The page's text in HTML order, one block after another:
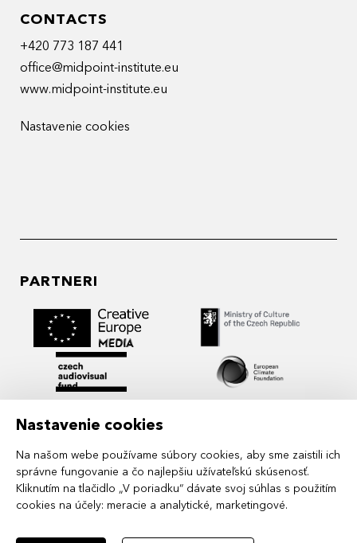
Nastavenie cookies
Na našom webe používame súbory cookies, aby sme zaistili ich
správne fungovanie a čo najlepšiu užívateľskú skúsenosť.
Kliknutím na tlačidlo „V poriadku“ dávate svoj súhlas s použitím
cookies na účely: meracie a analytické, marketingové.
CONTACTS
+420 773 187 441
office@midpoint-institute.eu
www.midpoint-institute.eu
Nastavenie cookies
PARTNERI
auspices of the Academy of Performing Arts in